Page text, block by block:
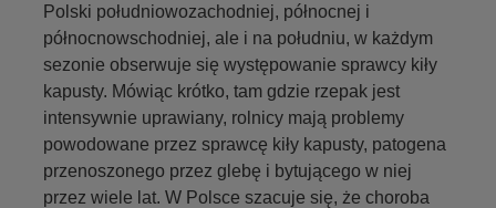
Polski południowozachodniej, północnej i
północnowschodniej, ale i na południu, w każdym
sezonie obserwuje się występowanie sprawcy kiły
kapusty. Mówiąc krótko, tam gdzie rzepak jest
intensywnie uprawiany, rolnicy mają problemy
powodowane przez sprawcę kiły kapusty, patogena
przenoszonego przez glebę i bytującego w niej
przez wiele lat. W Polsce szacuje się, że choroba